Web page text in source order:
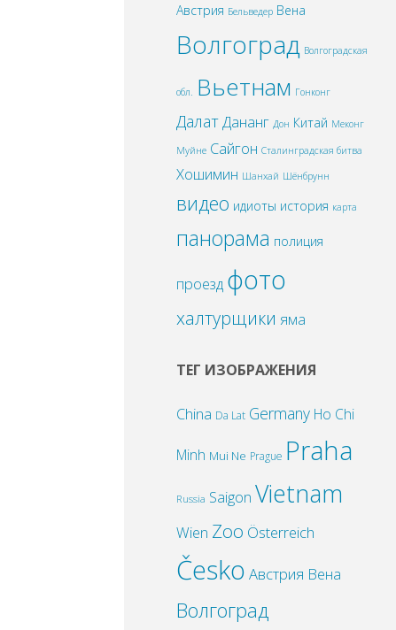
Австрия Бельведер Вена
Волгоград Волгоградская
обл. Вьетнам Гонконг
ДалатДананг Дон Китай Меконг
Муйне Сайгон Сталинградская битва
Хошимин Шанхай Шёнбрунн
видео идиоты история карта
панорама полиция
проезд фото
халтурщики яма
ТЕГ ИЗОБРАЖЕНИЯ
China Da Lat Germany Ho Chi
Minh Mui Ne Prague Praha
Russia Saigon Vietnam
Wien Zoo Österreich
Česko Австрия Вена
Волгоград